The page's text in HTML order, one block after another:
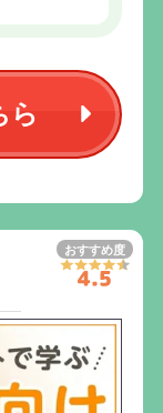
ら
おすすめ度